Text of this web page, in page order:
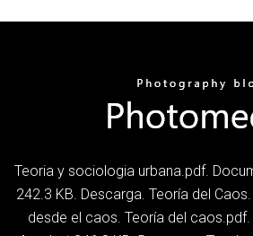
Teoria y sociologia urbana.pdf.
242.3 KB. Descarga. Teoría del
desde el caos. Teoría del